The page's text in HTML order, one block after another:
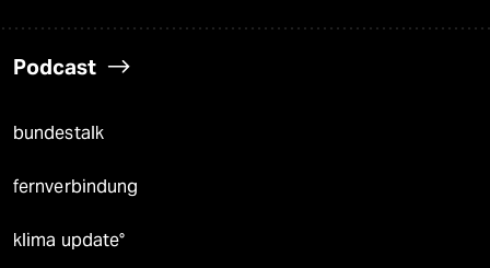
Podcast
bundestalk
fernverbindung
klima update°